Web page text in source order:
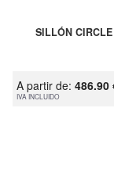
SILLÓN
A partir de: 486.90
IVA INCLUIDO